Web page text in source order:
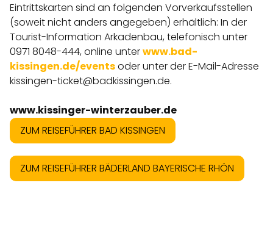
Eintrittskarten sind an folgenden Vorverkaufsstellen
(soweit nicht anders angegeben) erhältlich: In der
Tourist-Information Arkadenbau, telefonisch unter
0971 8048-444, online unterwww.bad-
kissingen.de/eventsoder unter der E-Mail-Adresse
kissingen-ticket@badkissingen.de.
www.kissinger-winterzauber.de
ZUM REISEFÜHRER BAD KISSINGEN
ZUM REISEFÜHRER BÄDERLAND BAYERISCHE RHÖN